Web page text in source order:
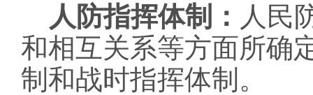
人防指挥体制： 人民
和相互关系等方面所确
制和战时指挥体制。